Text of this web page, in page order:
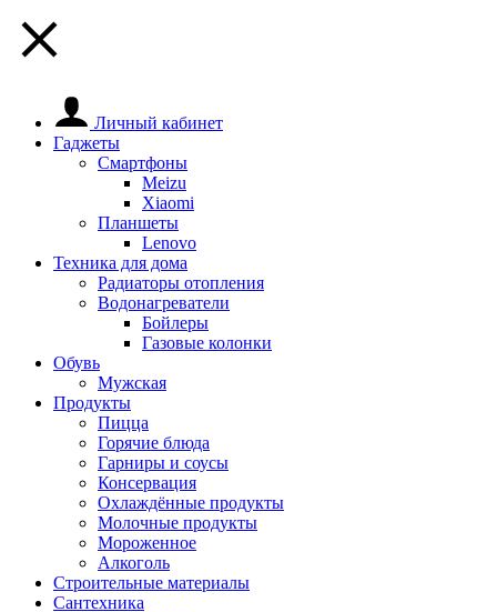
Личный кабинет
Гаджеты
Смартфоны
Meizu
Xiaomi
Планшеты
Lenovo
Техника для дома
Радиаторы отопления
Водонагреватели
Бойлеры
Газовые колонки
Обувь
Мужская
Продукты
Пицца
Горячие блюда
Гарниры и соусы
Консервация
Охлаждённые продукты
Молочные продукты
Мороженное
Алкоголь
Строительные материалы
Сантехника